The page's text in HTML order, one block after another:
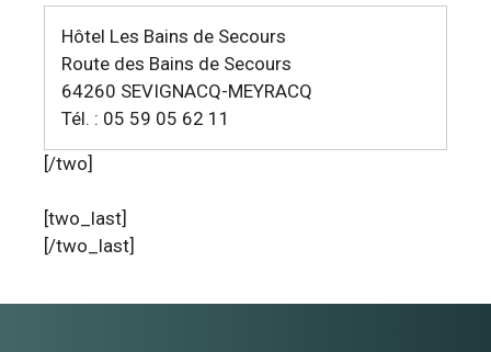
Hôtel Les Bains de Secours
Route des Bains de Secours
64260 SEVIGNACQ-MEYRACQ
Tél. : 05 59 05 62 11
[/two]
[two_last]
[/two_last]